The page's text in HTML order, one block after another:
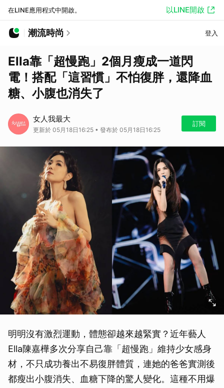
在LINE應用程式中開啟。 以LINE開啟
潮流時尚 登入
Ella靠「超慢跑」2個月瘦成一道閃
電！搭配「這習慣」不怕復胖，還降血
糖、小腹也消失了
女人我最大
更新於 05月18日16:25 • 發布於 05月18日16:25
訂閱
明明沒有激烈運動，體態卻越來越緊實？近年藝人
Ella陳嘉樺多次分享自己靠「超慢跑」維持少女感身
材，不只成功養出不易復胖體質，連她的爸爸實測後
都瘦出小腹消失、血糖下降的驚人變化。這種不用爆